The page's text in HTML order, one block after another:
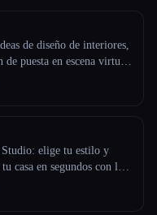
de diseño de interiores,
puesta en escena virtual
Studio: elige tu estilo y
casa en segundos con la